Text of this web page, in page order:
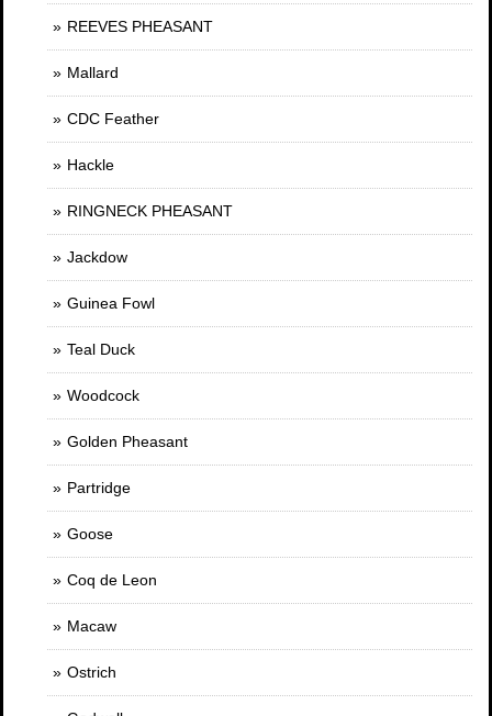
REEVES PHEASANT
Mallard
CDC Feather
Hackle
RINGNECK PHEASANT
Jackdow
Guinea Fowl
Teal Duck
Woodcock
Golden Pheasant
Partridge
Goose
Coq de Leon
Macaw
Ostrich